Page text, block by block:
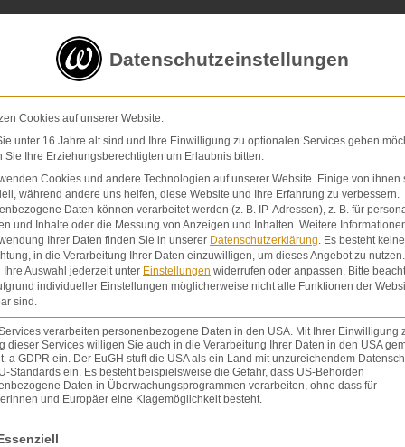
E-Mail
& Schadensersatz
gefährlicheSchulterdystokie, bei der nach
Fall gibt es mehrere verschiedene
schweren Schaden nehmen. Gleichfalls
Datenschutzeinstellungen
Cookies auf unserer Website.
unter 16 Jahre alt sind und Ihre Einwilligung zu optionalen Services geben
Sie Ihre Erziehungsberechtigten um Erlaubnis bitten.
Cookies und andere Technologien auf unserer Website. Einige von ihnen
während andere uns helfen, diese Website und Ihre Erfahrung zu verbessern.
Daten können verarbeitet werden (z. B. IP-Adressen), z. B. für
und Inhalte oder die Messung von Anzeigen und Inhalten. Weitere
Ihrer Daten finden Sie in unserer Datenschutzerklärung. Es besteht keine
in die Verarbeitung Ihrer Daten einzuwilligen, um dieses Angebot zu nutzen.
Ihre Auswahl jederzeit unter Einstellungen widerrufen oder anpassen. Bitte
individueller Einstellungen möglicherweise nicht alle Funktionen der
sind.
verarbeiten personenbezogene Daten in den USA. Mit Ihrer Einwilligung
dieser Services willigen Sie auch in die Verarbeitung Ihrer Daten in den USA
a GDPR ein. Der EuGH stuft die USA als ein Land mit unzureichendem
Standards ein. Es besteht beispielsweise die Gefahr, dass US-Behörden
Daten in Überwachungsprogrammen verarbeiten, ohne dass für
und Europäer eine Klagemöglichkeit besteht.
eine Liste der Service-Gruppen, für die eine